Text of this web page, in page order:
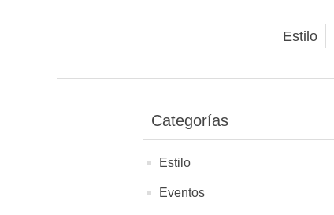
Estilo
Categorías
Estilo
Eventos